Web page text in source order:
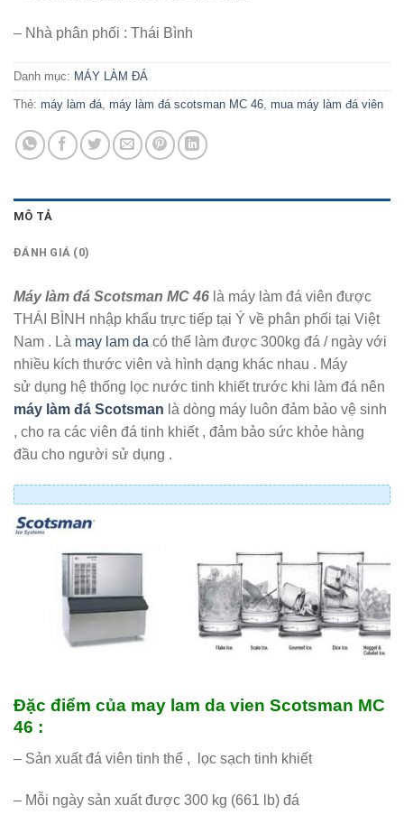
– Nhà phân phối : Thái Bình
Danh mục: MÁY LÀM ĐÁ
Thẻ: máy làm đá, máy làm đá scotsman MC 46, mua máy làm đá viên
MÔ TẢ
ĐÁNH GIÁ (0)
Máy làm đá Scotsman MC 46 là máy làm đá viên được
THÁI BÌNH nhập khẩu trực tiếp tại Ý về phân phối tại Việt
Nam . Là may lam da có thể làm được 300kg đá / ngày với
nhiều kích thước viên và hình dạng khác nhau . Máy
sử dụng hệ thống lọc nước tinh khiết trước khi làm đá nên
máy làm đá Scotsman là dòng máy luôn đảm bảo vệ sinh
, cho ra các viên đá tinh khiết , đảm bảo sức khỏe hàng
đầu cho người sử dụng .
Đặc điểm của may lam da vien Scotsman MC
46 :
– Sản xuất đá viên tinh thể , lọc sạch tinh khiết
– Mỗi ngày sản xuất được 300 kg (661 lb) đá